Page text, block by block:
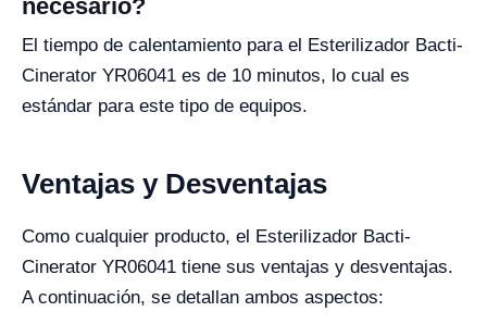
necesario?
El tiempo de calentamiento para el Esterilizador Bacti-
Cinerator YR06041 es de 10 minutos, lo cual es
estándar para este tipo de equipos.
Ventajas y Desventajas
Como cualquier producto, el Esterilizador Bacti-
Cinerator YR06041 tiene sus ventajas y desventajas.
A continuación, se detallan ambos aspectos: